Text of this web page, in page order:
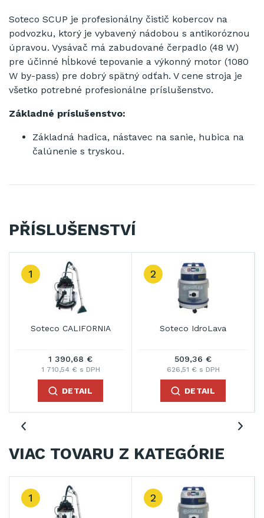
Soteco SCUP je profesionálny čistič kobercov na
podvozku, ktorý je vybavený nádobou s antikoróznou
úpravou. Vysávač má zabudované čerpadlo (48 W)
pre účinné hĺbkové tepovanie a výkonný motor (1080
W by-pass) pre dobrý spätný odťah. V cene stroja je
všetko potrebné profesionálne príslušenstvo.
Základné príslušenstvo:
Základná hadica, nástavec na sanie, hubica na
čalúnenie s tryskou.
PŘÍSLUŠENSTVÍ
1
Soteco CALIFORNIA
1 390,68 €
1 710,54 € s DPH
DETAIL
2
Soteco IdroLava
509,36 €
626,51 € s DPH
DETAIL
VIAC TOVARU Z KATEGÓRIE
1 2